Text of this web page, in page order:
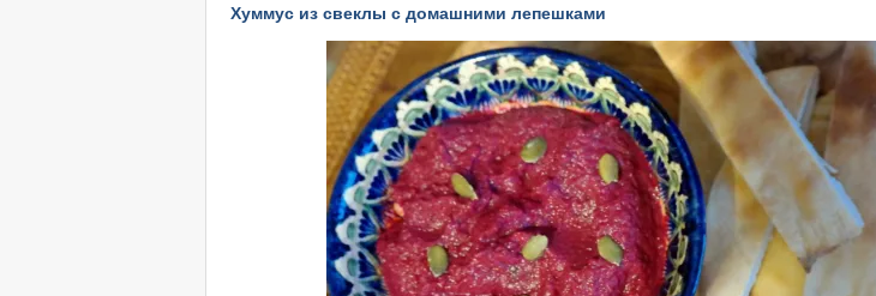
Хуммус из свеклы с домашними лепешками